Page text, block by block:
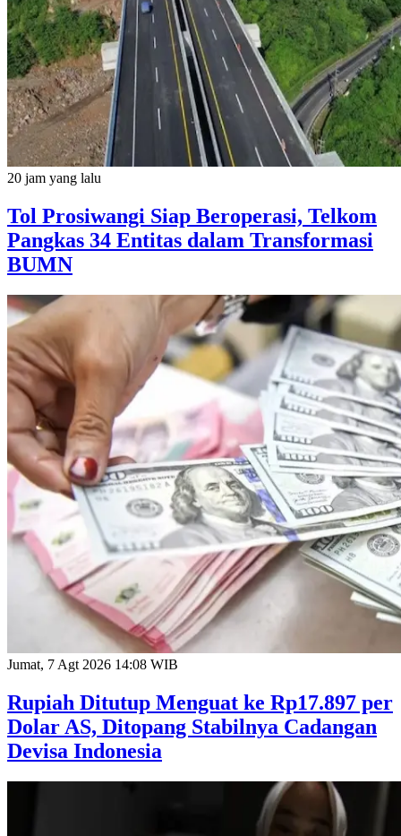
20 jam yang lalu
Tol Prosiwangi Siap Beroperasi, Telkom
Pangkas 34 Entitas dalam Transformasi
BUMN
Jumat, 7 Agt 2026 14:08 WIB
Rupiah Ditutup Menguat ke Rp17.897 per
Dolar AS, Ditopang Stabilnya Cadangan
Devisa Indonesia